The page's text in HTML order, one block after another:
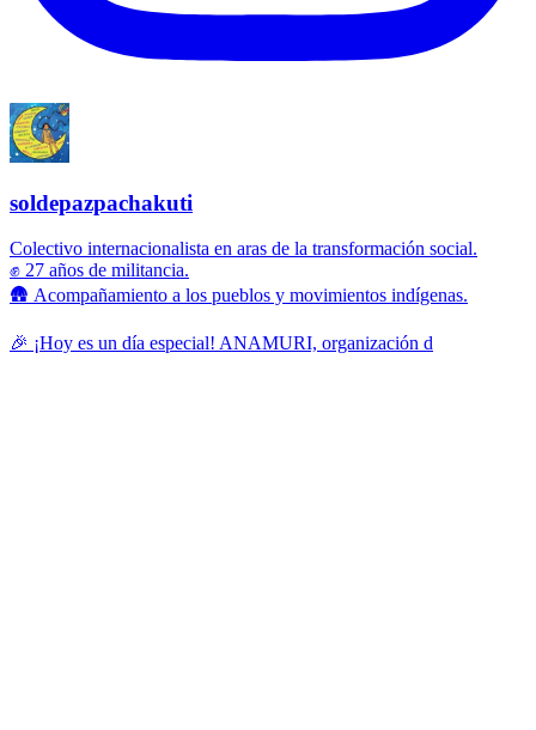
soldepazpachakuti
Colectivo internacionalista en aras de la transformación social.
✊ 27 años de militancia.
🛖 Acompañamiento a los pueblos y movimientos indígenas.
🎉 ¡Hoy es un día especial! ANAMURI, organización d